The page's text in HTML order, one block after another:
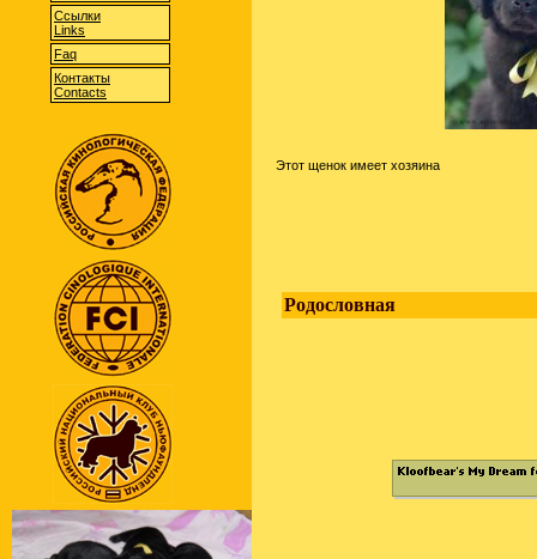
Cсылки
Links
Faq
Контакты
Contacts
Этот щенок имеет хозяина
Родословная